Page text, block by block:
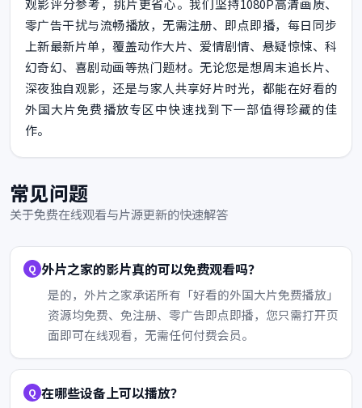
零广告干扰与流畅播放，无需注册、即点即播，每日同步
上新最新片单，覆盖动作大片、爱情剧情、悬疑惊悚、科
幻奇幻、喜剧动画等热门题材。无论您是想周末追长片、
深夜独自观影，还是与家人共享好片时光，都能在好看的
外国大片免费播放专区中快速找到下一部值得珍藏的佳
作。
常见问题
关于免费在线观看与片源更新的快速解答
外片之家的影片真的可以免费观看吗？
是的，外片之家承诺所有「好看的外国大片免费播放」
资源均免费、免注册、零广告即点即播，您只需打开页
面即可在线观看，无需任何付费会员。
在哪些设备上可以播放？